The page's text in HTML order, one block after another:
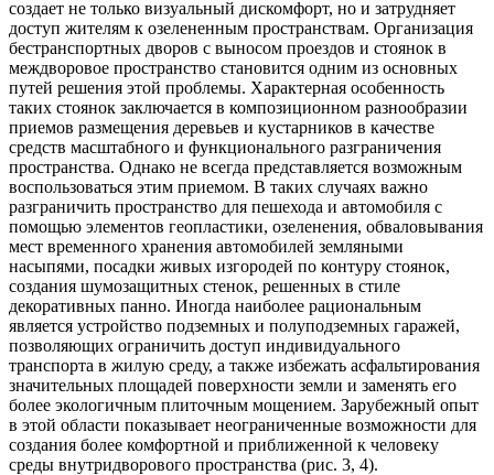
создает не только визуальный дискомфорт, но и затрудняет
доступ жителям к озелененным пространствам. Организация
бестранспортных дворов с выносом проездов и стоянок в
междворовое пространство становится одним из основных
путей решения этой проблемы. Характерная особенность
таких стоянок заключается в композиционном разнообразии
приемов размещения деревьев и кустарников в качестве
средств масштабного и функционального разграничения
пространства. Однако не всегда представляется возможным
воспользоваться этим приемом. В таких случаях важно
разграничить пространство для пешехода и автомобиля с
помощью элементов геопластики, озеленения, обваловывания
мест временного хранения автомобилей земляными
насыпями, посадки живых изгородей по контуру стоянок,
создания шумо­защитных стенок, решенных в стиле
декоративных панно. Иногда наиболее рациональным
является устройство подземных и полуподземных гаражей,
позволяющих ограничить доступ индивидуального
транспорта в жилую среду, а также избежать асфальтирования
значительных площадей поверхности земли и заменять его
более экологичным плиточным мощением. Зарубежный опыт
в этой области показывает неограниченные возможности для
создания более комфортной и приближенной к человеку
среды внутридворового пространства (рис. 3, 4).